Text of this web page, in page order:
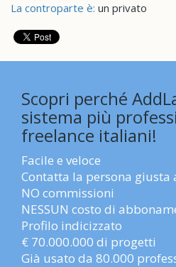
La controparte è: un privato
Scopri perché
sistema più
freelance italiani!
Facile e veloce
Contatta la persona
NO commissioni
NESSUN costo di
Profilo indicizzato
€ 70.000.000 di progetti
Già usato da 80.000